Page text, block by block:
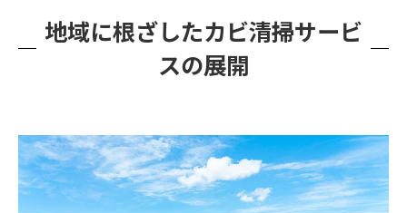
地域に根ざしたカビ清掃サービ
スの展開